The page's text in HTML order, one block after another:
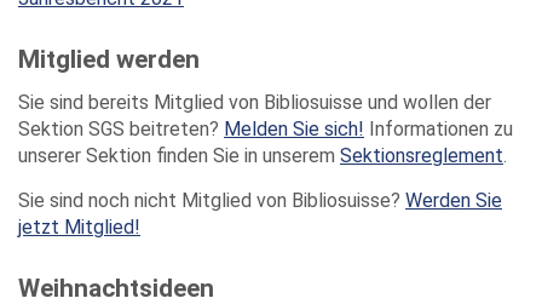
Mitglied werden
Sie sind bereits Mitglied von Bibliosuisse und wollen der
Sektion SGS beitreten? Melden Sie sich! Informationen zu
unserer Sektion finden Sie in unserem Sektionsreglement.
Sie sind noch nicht Mitglied von Bibliosuisse? Werden Sie
jetzt Mitglied!
Weihnachtsideen